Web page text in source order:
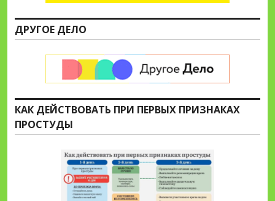
ДРУГОЕ ДЕЛО
КАК ДЕЙСТВОВАТЬ ПРИ ПЕРВЫХ ПРИЗНАКАХ
ПРОСТУДЫ